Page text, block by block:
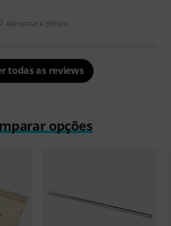
REPORTAR A CRÍTICA
todas as reviews
opções